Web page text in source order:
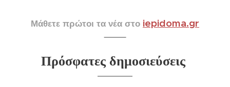
Μάθετε πρώτοι τα νέα στο iepidoma.gr
Πρόσφατες δημοσιεύσεις